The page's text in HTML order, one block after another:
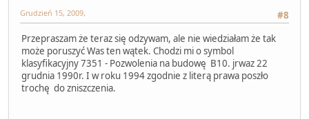
#8
Grudzień 15, 2009,
Przepraszam że teraz się odzywam, ale nie wiedziałam że tak
może poruszyć Was ten wątek. Chodzi mi o symbol
klasyfikacyjny 7351 - Pozwolenia na budowę B10. jrwaz 22
grudnia 1990r. I w roku 1994 zgodnie z literą prawa poszło
trochę do zniszczenia.